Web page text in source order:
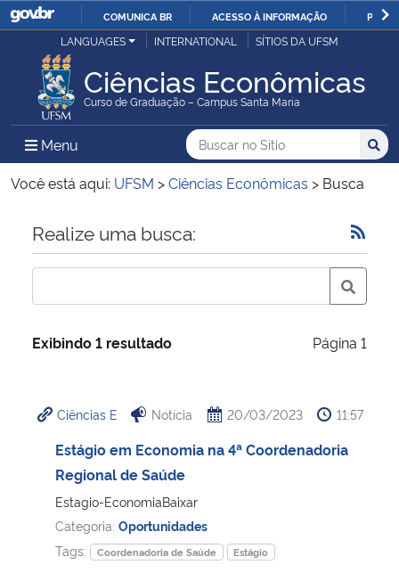
IR
O
COMUNICA BR ACESSO À INFORMAÇÃO
Ministério da Justiça e Segurança Pública
Ministério da Defesa
Ministério das Relações Exteriores
Ministério da Economia
Ministério da Infraestrutura
Ministério da Cidadania
Ministério da Saúde
Ministério de Minas e Energia
Ministério da Ciência, Tecnologia, Inovações e Comunicações
LANGUAGES INTERNATIONAL SÍTIOS DA UFSM
Ciências Econômicas
Curso de Graduação – Campus Santa Maria
Menu Menu Principal do Sítio
Busca
Buscar no no Sítio
Busca:
Você está aqui: UFSM >Ciências Econômicas > Busca
Início do conteúdo
Realize uma busca:
Exibindo 1 resultado Página 1
Ciências E Notícia 20/03/2023 11:57
Estágio em Economia na 4ª Coordenadoria
Regional de Saúde
Estagio-EconomiaBaixar
Categoria: Oportunidades
Tags:
Coordenadoria de Saúde Estágio